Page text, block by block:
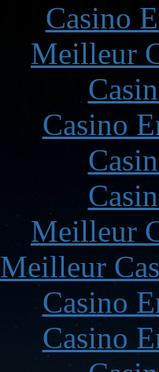
Casino
Meilleur
Casino
Meilleur
Meilleur
Casino
Casino